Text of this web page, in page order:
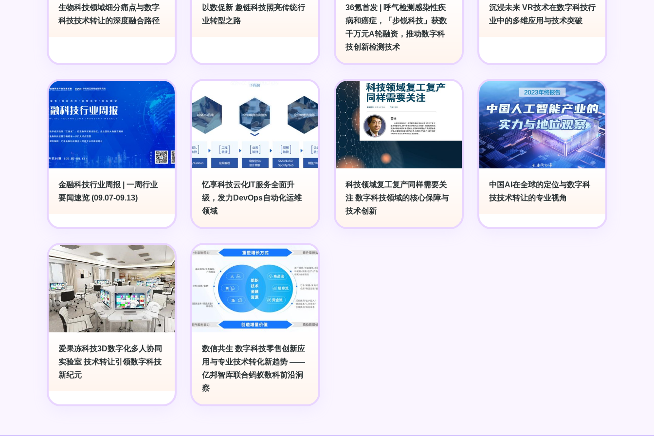
生物科技领域细分痛点与数字
科技技术转让的深度融合路径
以数促新 趣链科技照亮传统行
业转型之路
36氪首发 | 呼气检测感染性疾
病和癌症，「步锐科技」获数
千万元A轮融资，推动数字科
技创新检测技术
沉浸未来 VR技术在数字科技行
业中的多维应用与技术突破
金融科技行业周报 | 一周行业
要闻速览 (09.07-09.13)
忆享科技云化IT服务全面升
级，发力DevOps自动化运维
领域
科技领域复工复产同样需要关
注 数字科技领域的核心保障与
技术创新
中国AI在全球的定位与数字科
技技术转让的专业视角
爱果冻科技3D数字化多人协同
实验室 技术转让引领数字科技
新纪元
数信共生 数字科技零售创新应
用与专业技术转化新趋势 ——
亿邦智库联合蚂蚁数科前沿洞
察